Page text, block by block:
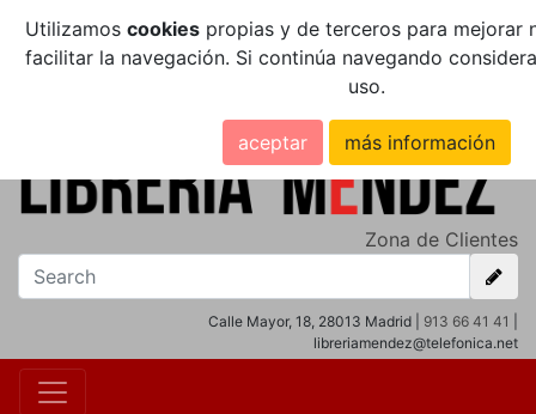
Utilizamos cookiespropias y de terceros para mejorar
facilitar la navegación. Si continúa navegando
uso.
aceptar más información
Zona de Clientes
Calle Mayor, 18, 28013 Madrid | 913 66 41 41
libreriamendez@telefonica.net